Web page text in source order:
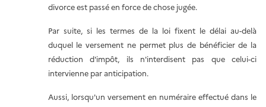
divorce est passé en force de chose jugée.
Par suite, si les termes de la loi fixent le délai au-delà
duquel le versement ne permet plus de bénéficier de la
réduction d'impôt, ils n'interdisent pas que celui-ci
intervienne par anticipation.
Aussi, lorsqu'un versement en numéraire effectué dans le